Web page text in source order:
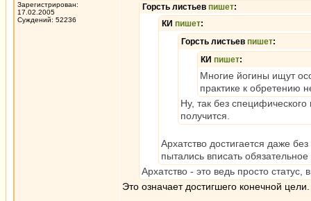
Зарегистрирован:
17.02.2005
Суждений: 52236
Горсть листьев пишет:
КИ пишет:
Горсть листьев пишет:
КИ пишет:
Многие йогины ищут
практике к обретению
Ну, так без
получится.
Архатство достигается даже
пытались вписать
Архатство - это ведь просто статус,
Это означает достигшего конечной